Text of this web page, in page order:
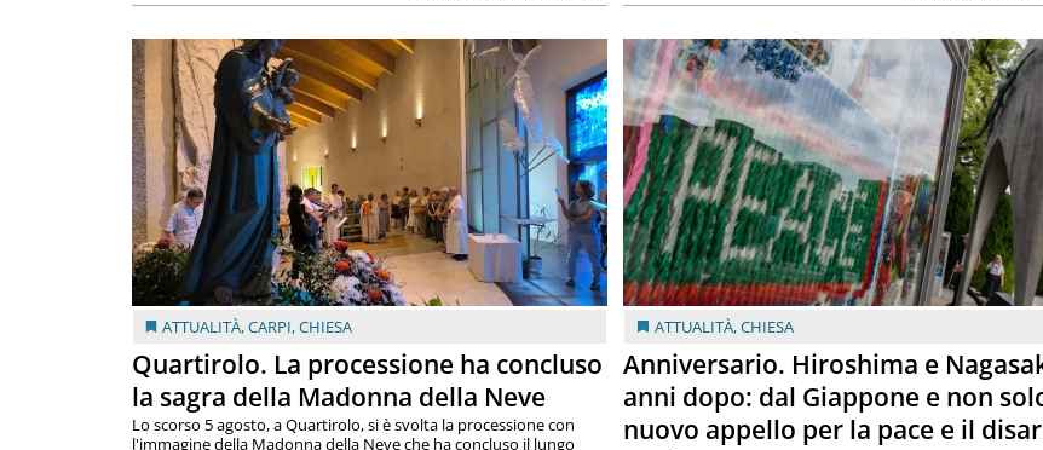
ATTUALITÀ,CARPI,CHIESA
Quartirolo. La processione ha concluso
la sagra della Madonna della Neve
Lo scorso 5 agosto, a Quartirolo, si è svolta la processione con
l'immagine della Madonna della Neve che ha concluso il lungo
ATTUALITÀ,CHIESA
Anniversario. Hiroshima e
anni dopo: dal Giappone e non
nuovo appello per la pace e il